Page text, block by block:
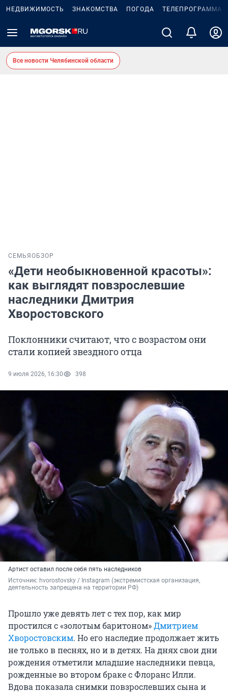
НЕДВИЖИМОСТЬ ЗНАКОМСТВА ПОГОДА ТЕЛЕПРОГРАММА
Все новости Челябинской области
СЕМЬЯ ОБЗОР
«Дети необыкновенной красоты»:
как выглядят повзрослевшие
наследники Дмитрия
Хворостовского
Поклонники считают, что с возрастом они
стали копией звездного отца
9 июля 2026, 16:30 398
Артист оставил после себя пять наследников
Источник: hvorostovsky / Instagram (экстремистская организация,
деятельность запрещена на территории РФ)
Прошло уже девять лет с тех пор, как мир
простился с «золотым баритоном»Дмитрием
Хворостовским. Но его наследие продолжает жить
не только в песнях, но и в детях. На днях свои дни
рождения отметили младшие наследники певца,
рожденные во втором браке с Флоранс Илли.
Вдова показала снимки повзрослевших сына и